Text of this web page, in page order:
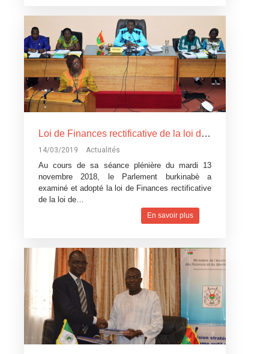
Loi de Finances rectificative de la loi de Finances pour l’exécution du budget 2018: Un réajustement pour tenir compte du contexte difficile
14/03/2019 Actualités
Au cours de sa séance plénière du mardi 13
novembre 2018, le Parlement burkinabè a
examiné et adopté la loi de Finances rectificative
de la loi de…
En savoir plus